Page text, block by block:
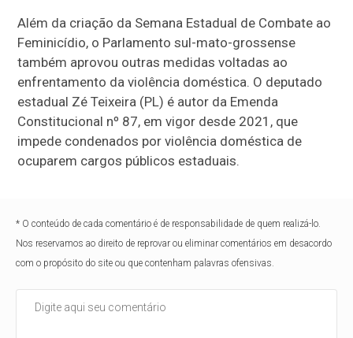
Além da criação da Semana Estadual de Combate ao
Feminicídio, o Parlamento sul-mato-grossense
também aprovou outras medidas voltadas ao
enfrentamento da violência doméstica. O deputado
estadual Zé Teixeira (PL) é autor da Emenda
Constitucional nº 87, em vigor desde 2021, que
impede condenados por violência doméstica de
ocuparem cargos públicos estaduais.
* O conteúdo de cada comentário é de responsabilidade de quem realizá-lo.
Nos reservamos ao direito de reprovar ou eliminar comentários em desacordo
com o propósito do site ou que contenham palavras ofensivas.